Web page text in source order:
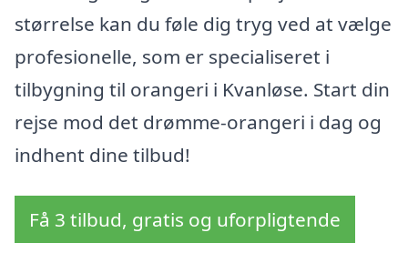
størrelse kan du føle dig tryg ved at vælge
profesionelle, som er specialiseret i
tilbygning til orangeri i Kvanløse. Start din
rejse mod det drømme-orangeri i dag og
indhent dine tilbud!
Få 3 tilbud, gratis og uforpligtende